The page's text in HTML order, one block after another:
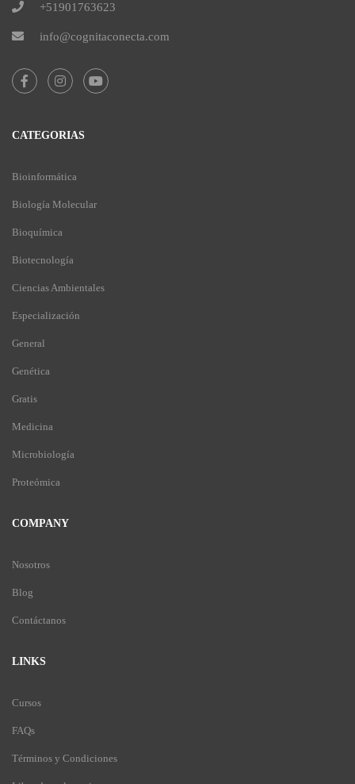
+51901763623
info@cognitaconecta.com
CATEGORIAS
Bioinformática
Biología Molecular
Bioquímica
Biotecnología
Ciencias Ambientales
Especialización
General
Genética
Gratis
Medicina
Microbiología
Proteómica
COMPANY
Nosotros
Blog
Contáctanos
LINKS
Cursos
FAQs
Términos y Condiciones